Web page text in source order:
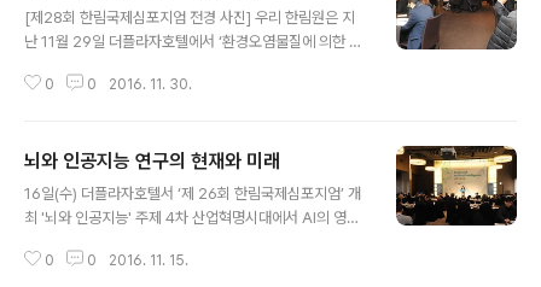
[제28회 한림국제심포지엄 전경 사진] 우리 한림원은 지
난 11월 29일 더플라자호텔에서 ‘환경오염물질에 의한 비
Obesity and Diabetes; Implications for a Health
미국국립환경보건원(National Institute of Environme
ntal Health Sciences) 소장(Director)과 준 카노(Jun
Kanno) 일본바이오진단센터(Japan Bioassay Resea
경북대 교수, 이홍규 조..
0 0 2016. 11. 30.
뇌와 인공지능 연구의 현재와 미래
16일(수) 더플라자호텔서 ‘제 26회 한림국제심포지엄’ 개
최 '뇌와 인공지능' 주제 4차 산업혁명시대에서 AI의 영향
호텔 다이아몬드홀에서 열렸다.] 우리 한림원은 지난 16일
0 0 2016. 11. 15.